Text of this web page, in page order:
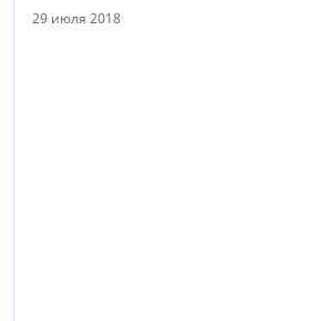
29 июля 2018